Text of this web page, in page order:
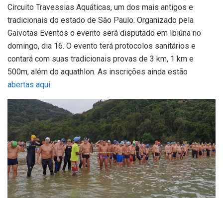
Circuito Travessias Aquáticas, um dos mais antigos e
tradicionais do estado de São Paulo. Organizado pela
Gaivotas Eventos o evento será disputado em Ibiúna no
domingo, dia 16. O evento terá protocolos sanitários e
contará com suas tradicionais provas de 3 km, 1 km e
500m, além do aquathlon. As inscrições ainda estão
abertas aqui.